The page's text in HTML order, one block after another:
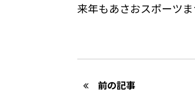
来年もあさおスポーツ
Post navigation
前の記事